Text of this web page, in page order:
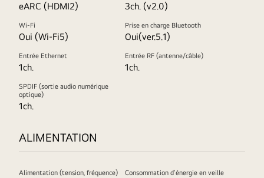
eARC (HDMI2) 3ch. (v2.0)
Wi-Fi
Oui (Wi-Fi5)
Prise en charge Bluetooth
Oui(ver.5.1)
Entrée Ethernet
1ch.
Entrée RF (antenne/câble)
1ch.
SPDIF (sortie audio numérique
optique)
1ch.
ALIMENTATION
Alimentation (tension, fréquence) Consommation d’énergie en veille